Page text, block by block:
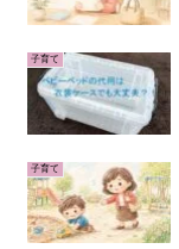
子育て
子育て